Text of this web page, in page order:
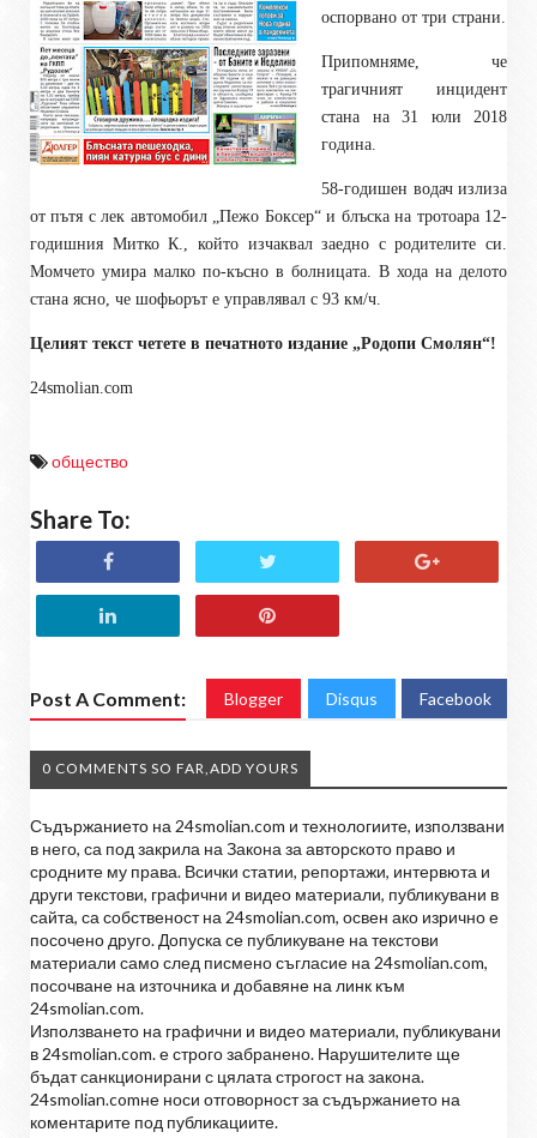
оспорвано от три страни.
Припомняме, че
трагичният инцидент
стана на 31 юли 2018
година.
58-годишен водач излиза
от пътя с лек автомобил „Пежо Боксер“ и блъска на тротоара 12-
годишния Митко К., който изчаквал заедно с родителите си.
Момчето умира малко по-късно в болницата. В хода на делото
стана ясно, че шофьорът е управлявал с 93 км/ч.
Целият текст четете в печатното издание „Родопи Смолян“!
24smolian.com
общество
Share To:
Post A Comment: Blogger Disqus Facebook
0 COMMENTS SO FAR,ADD YOURS
Съдържанието на 24smolian.com и технологиите, използвани
в него, са под закрила на Закона за авторското право и
сродните му права. Всички статии, репортажи, интервюта и
други текстови, графични и видео материали, публикувани в
сайта, са собственост на 24smolian.com, освен ако изрично е
посочено друго. Допуска се публикуване на текстови
материали само след писмено съгласие на 24smolian.com,
посочване на източника и добавяне на линк към
24smolian.com.
Използването на графични и видео материали, публикувани
в 24smolian.com. е строго забранено. Нарушителите ще
бъдат санкционирани с цялата строгост на закона.
24smolian.comне носи отговорност за съдържанието на
коментарите под публикациите.